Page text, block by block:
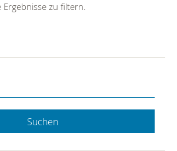
zu filtern.
Suchen